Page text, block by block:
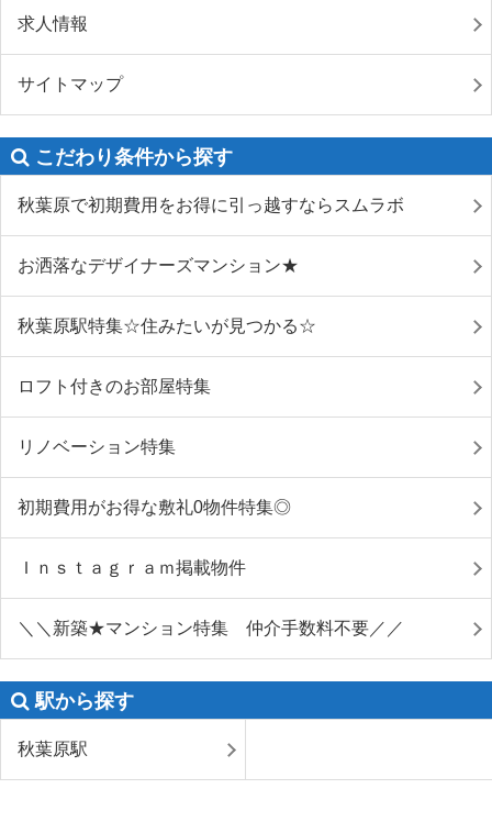
求人情報
サイトマップ
こだわり条件から探す
秋葉原で初期費用をお得に引っ越すならスムラボ
お洒落なデザイナーズマンション★
秋葉原駅特集☆住みたいが見つかる☆
ロフト付きのお部屋特集
リノベーション特集
初期費用がお得な敷礼0物件特集◎
Ｉｎｓｔａｇｒａｍ掲載物件
＼＼新築★マンション特集 仲介手数料不要／／
駅から探す
秋葉原駅